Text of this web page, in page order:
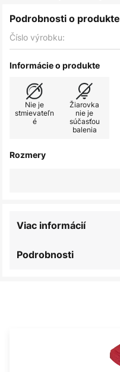
Podrobnosti o produkte
Číslo výrobku:
Informácie o produkte
Nie je
stmievateľn
é
Žiarovka
nie je
súčasťou
balenia
Rozmery
Podrobnosti
Viac informácií